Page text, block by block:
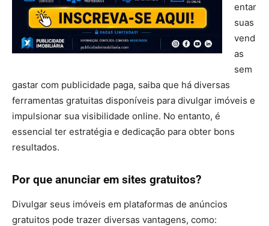
entar
suas
vend
as
sem
gastar com publicidade paga, saiba que há diversas
ferramentas gratuitas disponíveis para divulgar imóveis e
impulsionar sua visibilidade online. No entanto, é
essencial ter estratégia e dedicação para obter bons
resultados.
Por que anunciar em sites gratuitos?
Divulgar seus imóveis em plataformas de anúncios
gratuitos pode trazer diversas vantagens, como: